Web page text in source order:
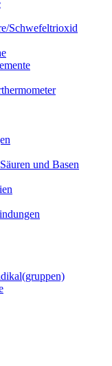
Schwefeltrioxid
und Basen